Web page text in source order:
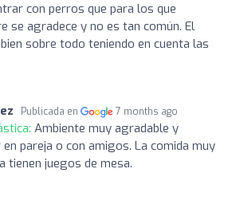
con perros que para los que
se agradece y no es tan común. El
sobre todo teniendo en cuenta las
Publicada en 7 months ago
Ambiente muy agradable y
pareja o con amigos. La comida muy
tienen juegos de mesa.